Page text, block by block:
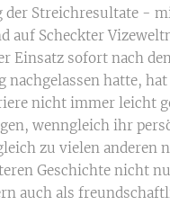
der Streichresultate -
auf Scheckter
Einsatz sofort nach
hatte, hat
nicht immer leicht
wenngleich ihr
zu vielen anderen
Geschichte nicht
auch als